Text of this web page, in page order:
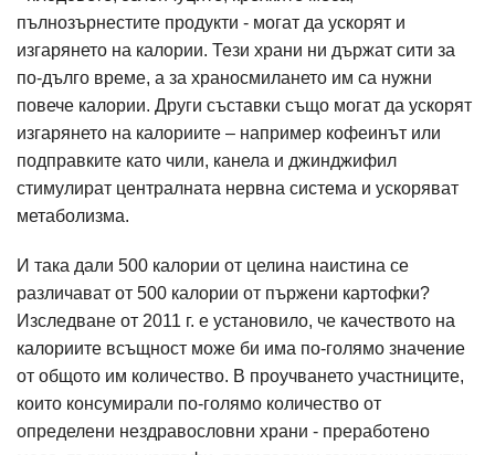
пълнозърнестите продукти - могат да ускорят и
изгарянето на калории. Тези храни ни държат сити за
по-дълго време, а за храносмилането им са нужни
повече калории. Други съставки също могат да ускорят
изгарянето на калориите – например кофеинът или
подправките като чили, канела и джинджифил
стимулират централната нервна система и ускоряват
метаболизма.
И така дали 500 калории от целина наистина се
различават от 500 калории от пържени картофки?
Изследване от 2011 г. е установило, че качеството на
калориите всъщност може би има по-голямо значение
от общото им количество. В проучването участниците,
които консумирали по-голямо количество от
определени нездравословни храни - преработено